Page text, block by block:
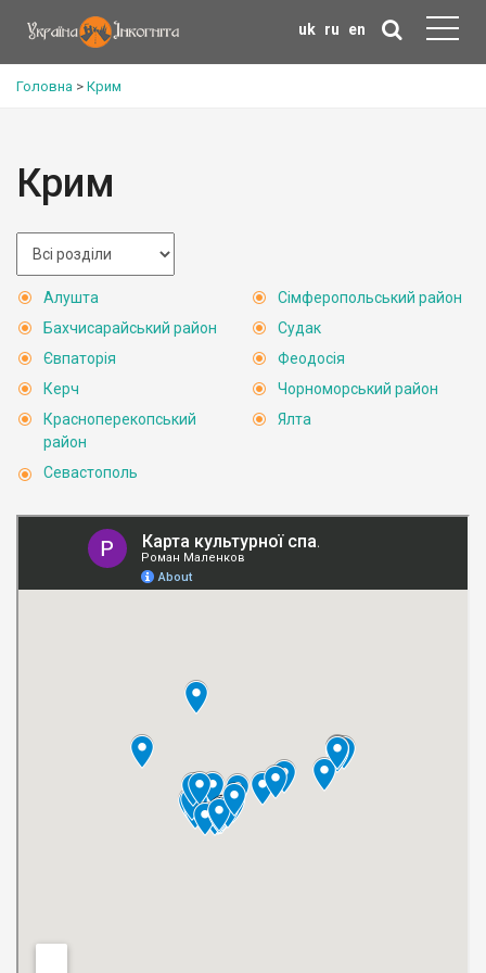
uk ru en
Головна > Крим
Крим
Алушта
Бахчисарайський район
Євпаторія
Керч
Красноперекопський
район
Севастополь
Сімферопольський район
Судак
Феодосія
Чорноморський район
Ялта